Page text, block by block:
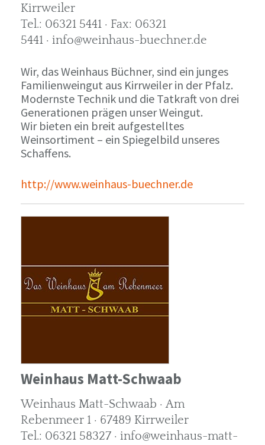
Kirrweiler
Tel.: 06321 5441 · Fax: 06321
5441 · info@weinhaus-buechner.de
Wir, das Weinhaus Büchner, sind ein junges
Familienweingut aus Kirrweiler in der Pfalz.
Modernste Technik und die Tatkraft von drei
Generationen prägen unser Weingut.
Wir bieten ein breit aufgestelltes
Weinsortiment – ein Spiegelbild unseres
Schaffens.
http://www.weinhaus-buechner.de
Weinhaus Matt-Schwaab
Weinhaus Matt-Schwaab · Am
Rebenmeer 1 · 67489 Kirrweiler
Tel.: 06321 58327 · info@weinhaus-matt-